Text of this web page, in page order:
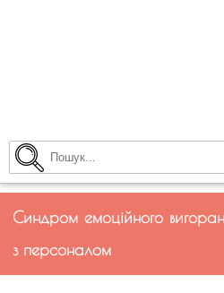
Синдром емоційного
з персоналом